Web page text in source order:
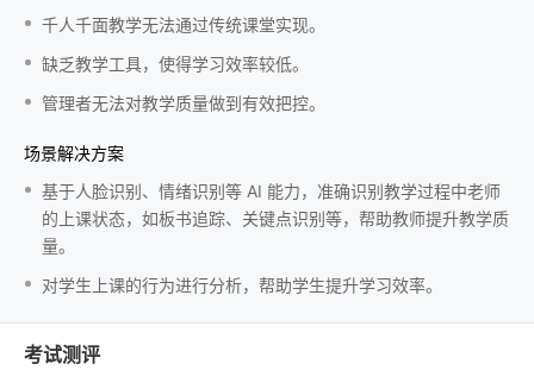
千人千面教学无法通过传统课堂实现。
缺乏教学工具，使得学习效率较低。
管理者无法对教学质量做到有效把控。
场景解决方案
基于人脸识别、情绪识别等 AI 能力，准确识别教学过程中老师
的上课状态，如板书追踪、关键点识别等，帮助教师提升教学质
量。
对学生上课的行为进行分析，帮助学生提升学习效率。
考试测评